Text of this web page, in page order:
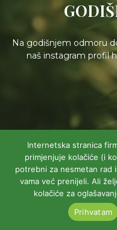
Na godišnjem odmoru
naš instagram profil
Internetska stranica
primjenjuje kolačiće (i
potrebni za nesmetan rad
vama već prenijeli. Ali
kolačiće za
Prihvatam